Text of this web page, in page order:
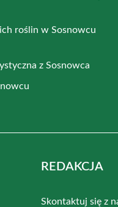
roślin w Sosnowcu
z Sosnowca
REDAKCJA
Skontaktuj się z